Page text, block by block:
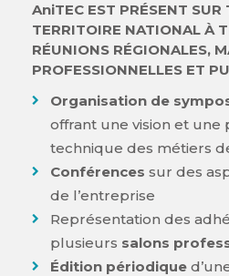
AniTEC EST PRÉSENT SUR
TERRITOIRE NATIONAL À
RÉUNIONS RÉGIONALES,
PROFESSIONNELLES ET
Organisation de
offrant une vision et une
technique des métiers
Conférences sur des
de l’entreprise
Représentation des
plusieurs salons
Édition périodique